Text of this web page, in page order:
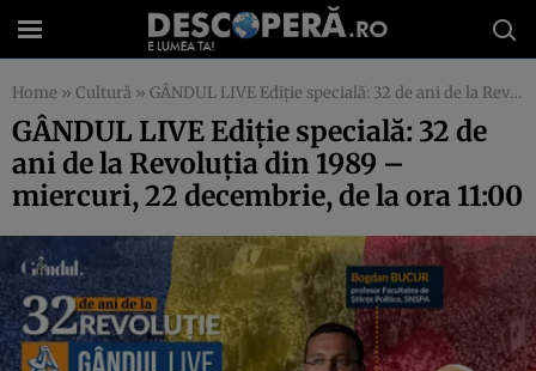
Home » Cultură » GÂNDUL LIVE Ediție specială: 32 de ani de la Revoluția din 1989 – miercuri, 22 decembrie, de la ora 11:00
GÂNDUL LIVE Ediție specială: 32 de
ani de la Revoluția din 1989 –
miercuri, 22 decembrie, de la ora 11:00